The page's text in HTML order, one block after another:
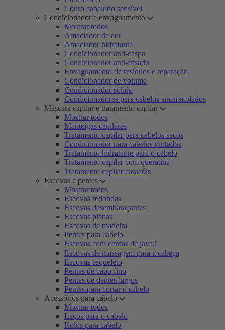
Couro cabeludo sensível
Condicionador e enxaguamento
Mostrar todos
Amaciador de cor
Amaciador hidratante
Condicionador anti-caspa
Condicionador anti-frisado
Enxaguamento de resíduos e reparação
Condicionador de volume
Condicionador sólido
Condicionadores para cabelos encaracolados
Máscara capilar e tratamento capilar
Mostrar todos
Manteigas capilares
Tratamento capilar para cabelos secos
Condicionador para cabelos pintados
Tratamento hidratante para o cabelo
Tratamento capilar com queratina
Tratamento capilar caracóis
Escovas e pentes
Mostrar todos
Escovas redondas
Escovas desembaraçantes
Escovas planas
Escovas de madeira
Pentes para cabelo
Escovas com cerdas de javali
Escovas de massagem para a cabeça
Escovas esqueleto
Pentes de cabo fino
Pentes de dentes largos
Pentes para cortar o cabelo
Acessórios para cabelo
Mostrar todos
Laços para o cabelo
Rolos para cabelo